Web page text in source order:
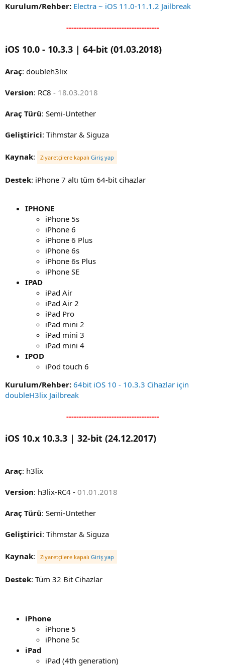
Kurulum/Rehber: Electra ~ iOS 11.0-11.1.2 Jailbreak
-------------------------------------
iOS 10.0 - 10.3.3 | 64-bit (01.03.2018)
Araç: doubleh3lix
Version: RC8 - 18.03.2018
Araç Türü: Semi-Untether
Geliştirici: Tihmstar & Siguza
Kaynak: Ziyaretçilere kapalı Giriş yap
Destek: iPhone 7 altı tüm 64-bit cihazlar
IPHONE
iPhone 5s
iPhone 6
iPhone 6 Plus
iPhone 6s
iPhone 6s Plus
iPhone SE
IPAD
iPad Air
iPad Air 2
iPad Pro
iPad mini 2
iPad mini 3
iPad mini 4
IPOD
iPod touch 6
Kurulum/Rehber: 64bit iOS 10 - 10.3.3 Cihazlar için
doubleH3lix Jailbreak
-------------------------------------
iOS 10.x 10.3.3 | 32-bit (24.12.2017)
Araç: h3lix
Version: h3lix-RC4 - 01.01.2018
Araç Türü: Semi-Untether
Geliştirici: Tihmstar & Siguza
Kaynak: Ziyaretçilere kapalı Giriş yap
Destek: Tüm 32 Bit Cihazlar
iPhone
iPhone 5
iPhone 5c
iPad
iPad (4th generation)